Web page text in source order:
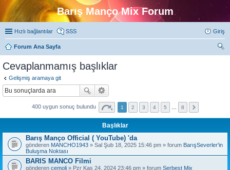
Barış Manço Mix Forum
Hızlı bağlantılar SSS Giriş
Forum Ana Sayfa
Cevaplanmamış başlıklar
Gelişmiş aramaya git
400 uygun sonuç bulundu 1 2 3 4 5 8
Başlıklar
Barış Manço Official ( YouTube) 'da
gönderen MANCHO1943 » Sal Şub 18, 2025 15:46 pm » forum BarışSeverler'in
Buluşma Noktası
BARIS MANCO Filmi
gönderen cemoli » Pzr Kas 24, 2024 23:46 pm » forum Serbest Mix